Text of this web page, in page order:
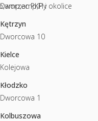
Dworzec PKP i okolice
Kętrzyn
Dworcowa 10
Kielce
Kolejowa
Kłodzko
Dworcowa 1
Kolbuszowa